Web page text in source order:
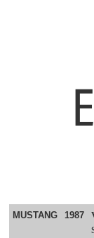
MUSTANG 1987